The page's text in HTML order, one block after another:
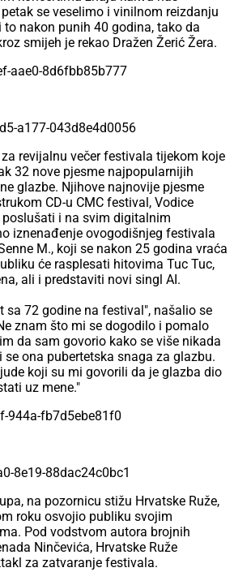
se veselimo i vinilnom reizdanju
nakon punih 40 godina, tako da
smijeh je rekao Dražen Žerić Žera.
revijalnu večer festivala tijekom koje
32 nove pjesme najpopularnijih
glazbe. Njihove najnovije pjesme
CD-u CMC festival, Vodice
poslušati i na svim digitalnim
iznenađenje ovogodišnjeg festivala
M., koji se nakon 25 godina vraća
će rasplesati hitovima Tuc Tuc,
ali i predstaviti novi singl AI.
sa 72 godine na festival", našalio se
znam što mi se dogodilo i pomalo
da sam govorio kako se više nikada
ona pubertetska snaga za glazbu.
koji su mi govorili da je glazba dio
uz mene."
na pozornicu stižu Hrvatske Ruže,
roku osvojio publiku svojim
Pod vodstvom autora brojnih
Ninčevića, Hrvatske Ruže
za zatvaranje festivala.